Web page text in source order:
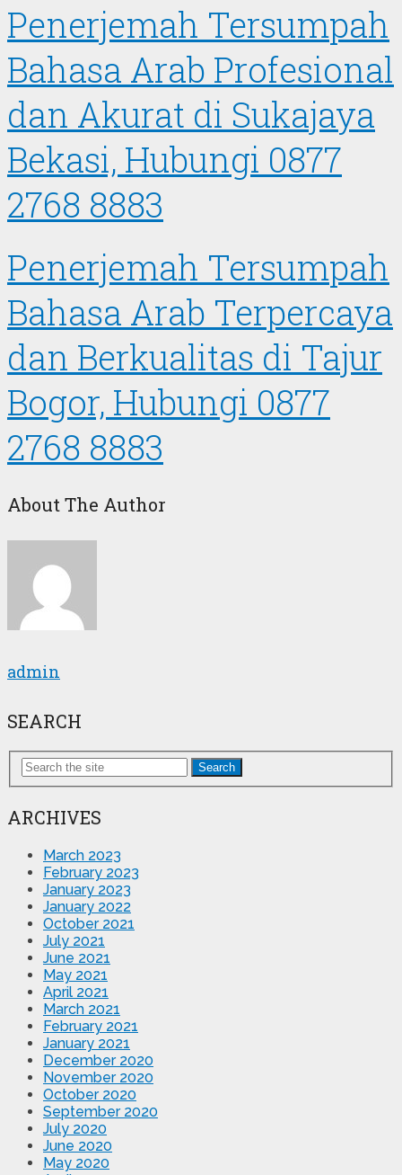
Penerjemah Tersumpah
Bahasa Arab Profesional
dan Akurat di Sukajaya
Bekasi, Hubungi 0877
2768 8883
Penerjemah Tersumpah
Bahasa Arab Terpercaya
dan Berkualitas di Tajur
Bogor, Hubungi 0877
2768 8883
About The Author
admin
SEARCH
Search
ARCHIVES
March 2023
February 2023
January 2023
January 2022
October 2021
July 2021
June 2021
May 2021
April 2021
March 2021
February 2021
January 2021
December 2020
November 2020
October 2020
September 2020
July 2020
June 2020
May 2020